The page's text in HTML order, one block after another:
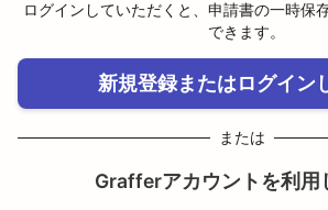
ログインしていただくと、申請書の一時保
できます。
新規登録またはログイン
または
Grafferアカウントを利用